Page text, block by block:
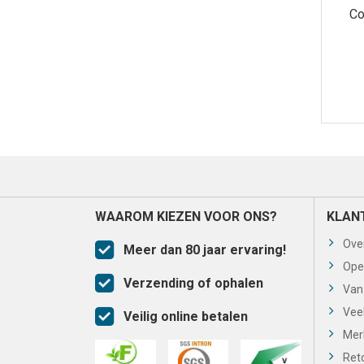
WAAROM KIEZEN VOOR ONS?
Meer dan 80 jaar ervaring!
Verzending of ophalen
Veilig online betalen